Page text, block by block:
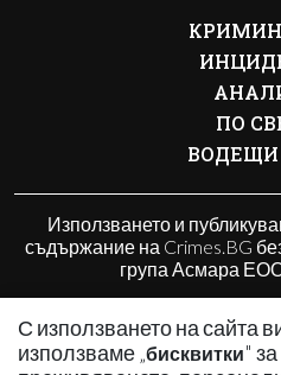
С използването на сайта
използваме „бисквитки"
ПО
Използването и
съдържание на Crimes.BG
група Асмара
© 2010 - 2026 |